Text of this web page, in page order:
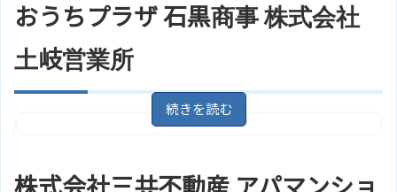
アクセス
多治見駅/ＪＲ中央線
ホームページ 合同会社マイホームのサイトはこ
おうちプラザ 石黒商事 株式会社
土岐営業所
アクセス
土岐市駅/ＪＲ中央線より徒歩5分